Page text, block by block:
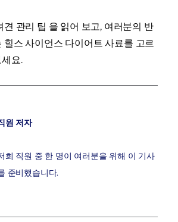
견 관리 팁 을 읽어 보고, 여러분의 반
힐스 사이언스 다이어트 사료를 고르
요.
원 저자
희 직원 중 한 명이 여러분을 위해 이 기사
준비했습니다.